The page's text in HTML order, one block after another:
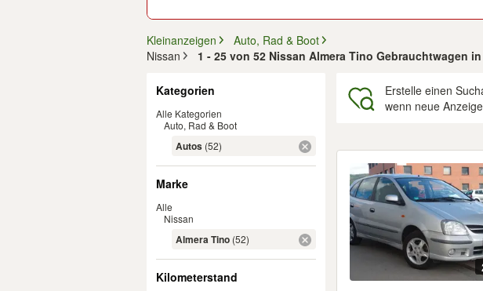
Kleinanzeigen
Auto, Rad & Boot
Nissan
1 - 25 von 52 Nissan Almera Tino Gebrauchtwagen
Kategorien
Alle Kategorien
Auto, Rad & Boot
Autos (52)
Marke
Alle
Nissan
Almera Tino (52)
Kilometerstand
Erstelle einen
wenn neue